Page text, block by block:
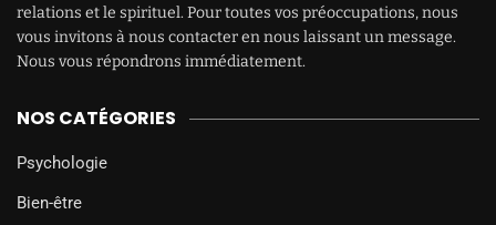
relations et le spirituel. Pour toutes vos préoccupations, nous
vous invitons à nous contacter en nous laissant un message.
Nous vous répondrons immédiatement.
NOS CATÉGORIES
Psychologie
Bien-être